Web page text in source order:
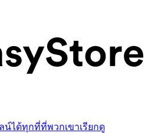
ได้ทุกที่ที่พวกเขาเรียกดู